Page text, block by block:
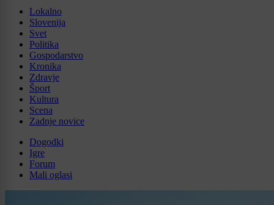
Lokalno
Slovenija
Svet
Politika
Gospodarstvo
Kronika
Zdravje
Šport
Kultura
Scena
Zadnje novice
Dogodki
Igre
Forum
Mali oglasi